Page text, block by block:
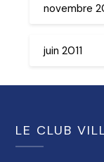
novembre
juin 2011
LE CLUB